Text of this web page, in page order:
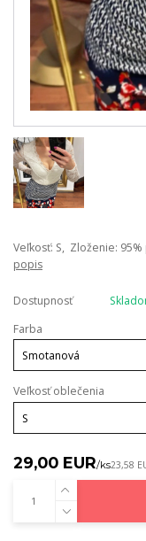
Veľkosť: S, Zloženie:
popis
Dostupnosť
Farba
Veľkosť oblečenia
29,00 EUR/ks23,58